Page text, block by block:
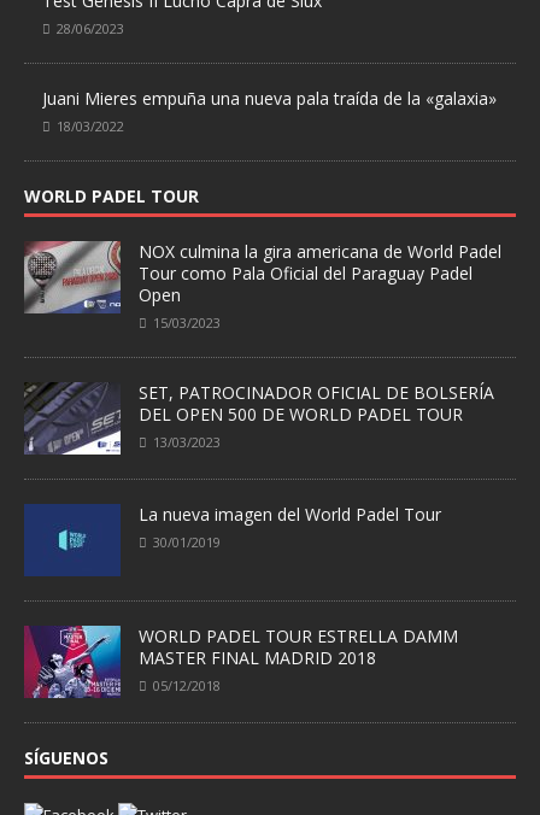
28/06/2023
Juani Mieres empuña una nueva pala traída de la «galaxia»
18/03/2022
WORLD PADEL TOUR
NOX culmina la gira americana de World Padel
Tour como Pala Oficial del Paraguay Padel
Open
15/03/2023
SET, PATROCINADOR OFICIAL DE BOLSERÍA
DEL OPEN 500 DE WORLD PADEL TOUR
13/03/2023
La nueva imagen del World Padel Tour
30/01/2019
WORLD PADEL TOUR ESTRELLA DAMM
MASTER FINAL MADRID 2018
05/12/2018
SÍGUENOS